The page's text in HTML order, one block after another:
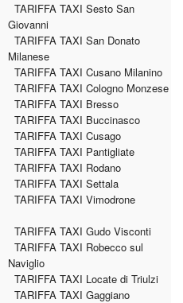
TARIFFA TAXI Sesto San
Giovanni
TARIFFA TAXI San Donato
Milanese
TARIFFA TAXI Cusano Milanino
TARIFFA TAXI Cologno Monzese
TARIFFA TAXI Bresso
TARIFFA TAXI Buccinasco
TARIFFA TAXI Cusago
TARIFFA TAXI Pantigliate
TARIFFA TAXI Rodano
TARIFFA TAXI Settala
TARIFFA TAXI Vimodrone
TARIFFA TAXI Gudo Visconti
TARIFFA TAXI Robecco sul
Naviglio
TARIFFA TAXI Locate di Triulzi
TARIFFA TAXI Gaggiano